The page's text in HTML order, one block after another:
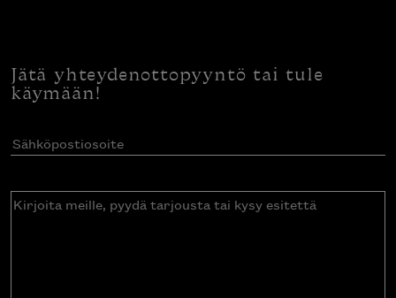
Jätä yhteydenottopyyntö tai tule
käymään!
Sähköpostiosoite(Pakollinen)
Kirjoita